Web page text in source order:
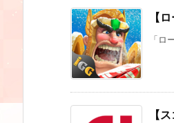
【
「ロ
【